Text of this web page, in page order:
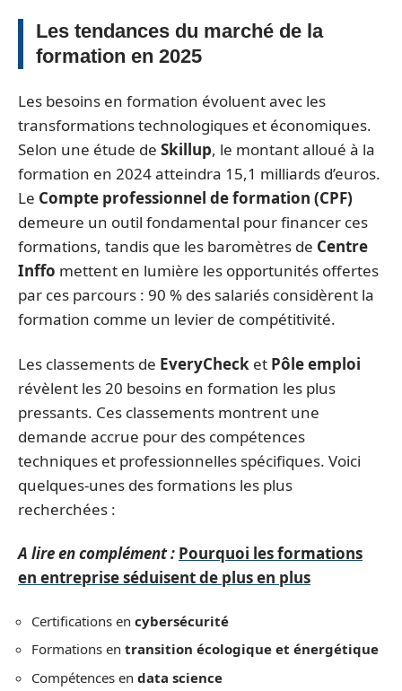
Les tendances du marché de la
formation en 2025
Les besoins en formation évoluent avec les
transformations technologiques et économiques.
Selon une étude de Skillup, le montant alloué à la
formation en 2024 atteindra 15,1 milliards d’euros.
Le Compte professionnel de formation (CPF)
demeure un outil fondamental pour financer ces
formations, tandis que les baromètres de Centre
Inffo mettent en lumière les opportunités offertes
par ces parcours : 90 % des salariés considèrent la
formation comme un levier de compétitivité.
Les classements de EveryCheck et Pôle emploi
révèlent les 20 besoins en formation les plus
pressants. Ces classements montrent une
demande accrue pour des compétences
techniques et professionnelles spécifiques. Voici
quelques-unes des formations les plus
recherchées :
A lire en complément : Pourquoi les formations
en entreprise séduisent de plus en plus
Certifications en cybersécurité
Formations en transition écologique et énergétique
Compétences en data science